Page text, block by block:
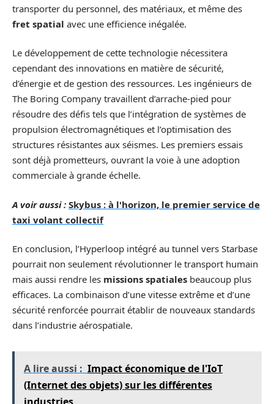
transporter du personnel, des matériaux, et même des
fret spatial avec une efficience inégalée.
Le développement de cette technologie nécessitera
cependant des innovations en matière de sécurité,
d’énergie et de gestion des ressources. Les ingénieurs de
The Boring Company travaillent d’arrache-pied pour
résoudre des défis tels que l’intégration de systèmes de
propulsion électromagnétiques et l’optimisation des
structures résistantes aux séismes. Les premiers essais
sont déjà prometteurs, ouvrant la voie à une adoption
commerciale à grande échelle.
A voir aussi : Skybus : à l'horizon, le premier service de
taxi volant collectif
En conclusion, l’Hyperloop intégré au tunnel vers Starbase
pourrait non seulement révolutionner le transport humain
mais aussi rendre les missions spatiales beaucoup plus
efficaces. La combinaison d’une vitesse extrême et d’une
sécurité renforcée pourrait établir de nouveaux standards
dans l’industrie aérospatiale.
A lire aussi : Impact économique de l'IoT
(Internet des objets) sur les différentes